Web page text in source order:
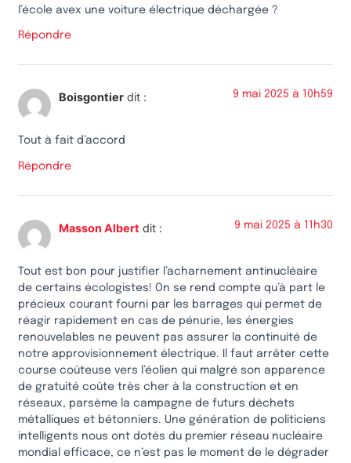
l’école avex une voiture électrique déchargée ?
Répondre
Boisgontier dit : 9 mai 2025 à 10h59
Tout à fait d’accord
Répondre
Masson Albert dit : 9 mai 2025 à 11h30
Tout est bon pour justifier l’acharnement antinucléaire
de certains écologistes! On se rend compte qu’à part le
précieux courant fourni par les barrages qui permet de
réagir rapidement en cas de pénurie, les énergies
renouvelables ne peuvent pas assurer la continuité de
notre approvisionnement électrique. Il faut arrêter cette
course coûteuse vers l’éolien qui malgré son apparence
de gratuité coûte très cher à la construction et en
réseaux, parsème la campagne de futurs déchets
métalliques et bétonniers. Une génération de politiciens
intelligents nous ont dotés du premier réseau nucléaire
mondial efficace, ce n’est pas le moment de le dégrader